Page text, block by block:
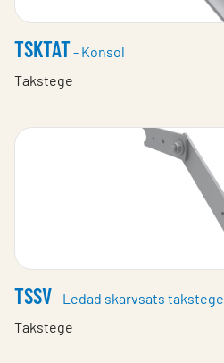
TSKTAT- Konsol
Takstege
TSSV- Ledad skarvsats takstege
Takstege